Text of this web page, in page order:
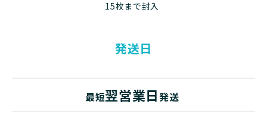
15枚まで封入
発送日
最短翌営業日発送